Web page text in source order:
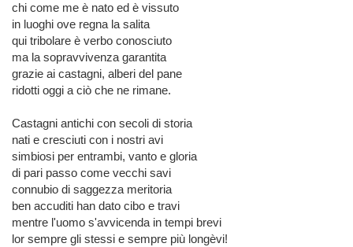
chi come me è nato ed è vissuto
in luoghi ove regna la salita
qui tribolare è verbo conosciuto
ma la sopravvivenza garantita
grazie ai castagni, alberi del pane
ridotti oggi a ciò che ne rimane.
Castagni antichi con secoli di storia
nati e cresciuti con i nostri avi
simbiosi per entrambi, vanto e gloria
di pari passo come vecchi savi
connubio di saggezza meritoria
ben accuditi han dato cibo e travi
mentre l'uomo s'avvicenda in tempi brevi
lor sempre gli stessi e sempre più longèvi!